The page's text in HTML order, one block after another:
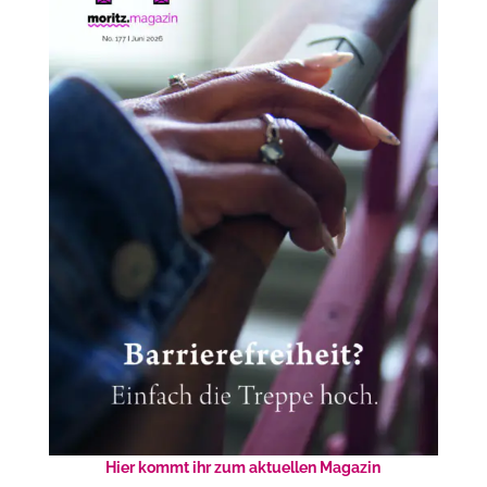
Hier kommt ihr zum aktuellen Magazin